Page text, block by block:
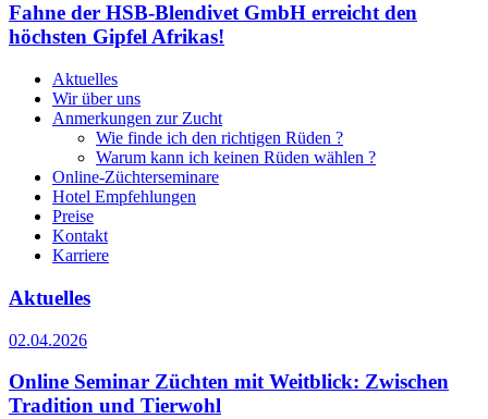
Fahne der HSB-Blendivet GmbH erreicht den
höchsten Gipfel Afrikas!
Aktuelles
Wir über uns
Anmerkungen zur Zucht
Wie finde ich den richtigen Rüden ?
Warum kann ich keinen Rüden wählen ?
Online-Züchterseminare
Hotel Empfehlungen
Preise
Kontakt
Karriere
Aktuelles
02.04.2026
Online Seminar Züchten mit Weitblick: Zwischen
Tradition und Tierwohl